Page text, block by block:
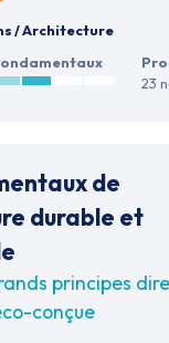
/Architecture
23
de
durable et
principes
conçue